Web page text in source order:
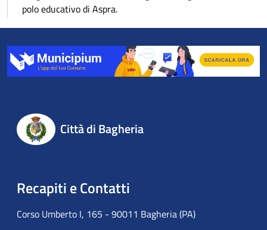
polo educativo di Aspra.
Città di Bagheria
Recapiti e Contatti
Corso Umberto I, 165 - 90011 Bagheria (PA)